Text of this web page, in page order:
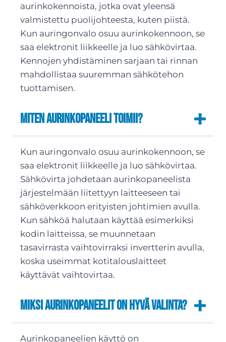
aurinkokennoista, jotka ovat yleensä
valmistettu puolijohteesta, kuten piistä.
Kun auringonvalo osuu aurinkokennoon, se
saa elektronit liikkeelle ja luo sähkövirtaa.
Kennojen yhdistäminen sarjaan tai rinnan
mahdollistaa suuremman sähkötehon
tuottamisen.
Miten aurinkopaneeli toimii?
Kun auringonvalo osuu aurinkokennoon, se
saa elektronit liikkeelle ja luo sähkövirtaa.
Sähkövirta johdetaan aurinkopaneelista
järjestelmään liitettyyn laitteeseen tai
sähköverkkoon erityisten johtimien avulla.
Kun sähköä halutaan käyttää esimerkiksi
kodin laitteissa, se muunnetaan
tasavirrasta vaihtovirraksi invertterin avulla,
koska useimmat kotitalouslaitteet
käyttävät vaihtovirtaa.
Miksi aurinkopaneelit on hyvä valinta?
Aurinkopaneelien käyttö on